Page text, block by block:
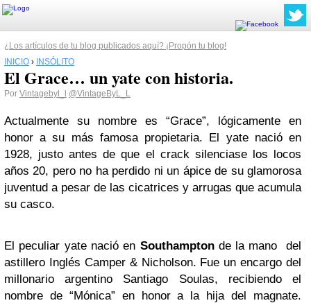
¿Los artículos de tu blog publicados aquí? ¡Propón tu blog!
INICIO › INSÓLITO
El Grace… un yate con historia.
Por Vintagebyl_l @VintageByL_L
Actualmente su nombre es “Grace”, lógicamente en
honor a su más famosa propietaria. El yate nació en
1928, justo antes de que el crack silenciase los locos
años 20, pero no ha perdido ni un ápice de su glamorosa
juventud a pesar de las cicatrices y arrugas que acumula
su casco.
El peculiar yate nació en Southamptonde la mano del
astillero Inglés Camper & Nicholson. Fue un encargo del
millonario argentino Santiago Soulas, recibiendo el
nombre de “Mónica” en honor a la hija del magnate.